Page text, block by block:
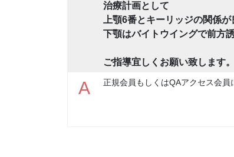
治療計画として
上顎6番とキーリッジの関係
下顎はバイトウイングで前方
ご指導宜しくお願い致します。
A 正規会員もしくはQAアクセス会員